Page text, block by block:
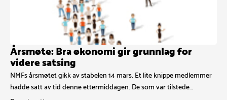
Årsmøte: Bra økonomi gir grunnlag for
videre satsing
NMFs årsmøtet gikk av stabelen 14 mars. Et lite knippe medlemmer
hadde satt av tid denne ettermiddagen. De som var tilstede…